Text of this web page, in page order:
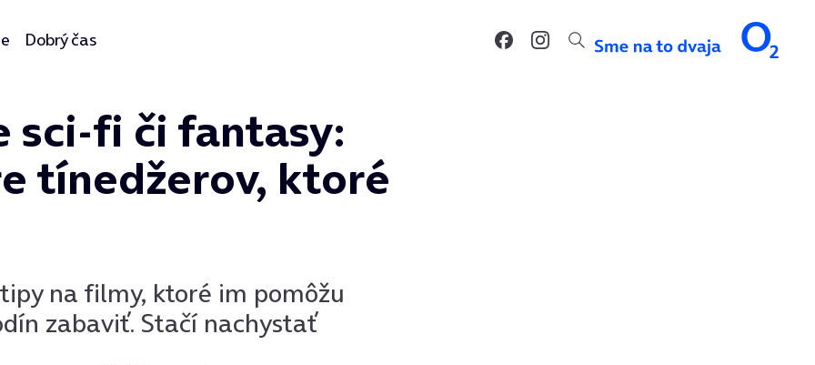
Dobrý čas
sci-fi či fantasy:
tínedžerov, ktoré
na filmy, ktoré im pomôžu
zabaviť. Stačí nachystať